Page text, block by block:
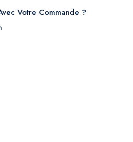
Votre Commande ?